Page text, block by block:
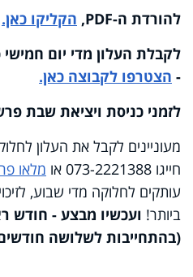
להורדת ה-PDF,
הקליקו כאן.
לקבלת העלון מדי יום
- הצטרפו לקבוצה כאן.
לזמני כניסת ויציאת שבת
מעוניינים לקבל את העלון
חייגו 073-2221388 או
מלאו
עותקים לחלוקה מדי שבוע,
ביותר! ועכשיו מבצע - חודש
(בהתחייבות לשלושה